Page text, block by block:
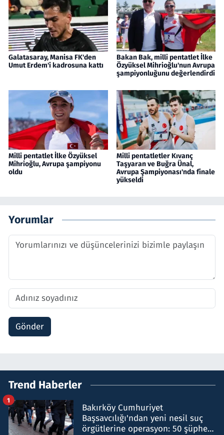
Galatasaray, Manisa FK'den
Umut Erdem'i kadrosuna kattı
Bakan Bak, milli pentatlet İlke
Özyüksel Mihrioğlu'nun Avrupa
şampiyonluğunu değerlendirdi
Milli pentatlet İlke Özyüksel
Mihrioğlu, Avrupa şampiyonu
oldu
Milli pentatletler Kıvanç
Taşyaran ve Buğra Ünal,
Avrupa Şampiyonası'nda finale
yükseldi
Yorumlar
Gönder
Trend Haberler
Bakırköy Cumhuriyet
Başsavcılığı'ndan yeni nesil suç
örgütlerine operasyon: 50 şüpheli
1